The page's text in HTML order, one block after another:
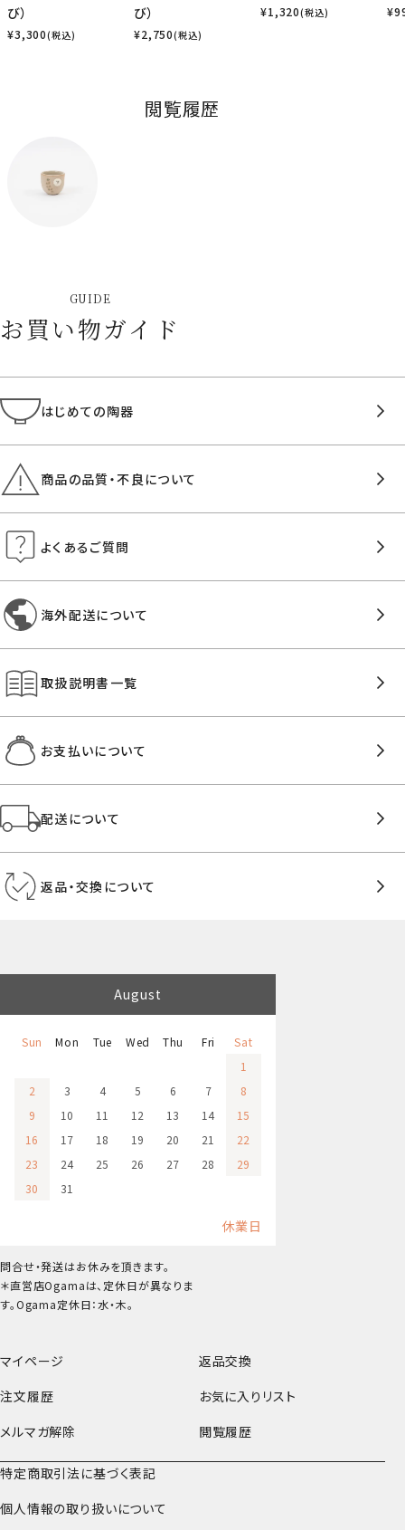
び）
¥3,300(税込)
び）
¥2,750(税込)
¥1,320(税込) ¥
閲覧履歴
GUIDE
お買い物ガイド
はじめての陶器
商品の品質・不良について
よくあるご質問
海外配送について
取扱説明書一覧
お支払いについて
配送について
返品・交換について
マイページ
返品交換
注文履歴
お気に入りリスト
メルマガ解除
閲覧履歴
特定商取引法に基づく表記
個人情報の取り扱いについて
August
Sun Mon Tue Wed Thu Fri
Sat
1
2
3 4 5 6 7
8
9
10 11 12 13 14
15
16
17 18 19 20 21
22
23
24 25 26 27 28
29
30
31
休業日
問合せ・発送はお休みを頂きます。
＊直営店Ogamaは、定休日が異なりま
す。Ogama定休日：水・木。